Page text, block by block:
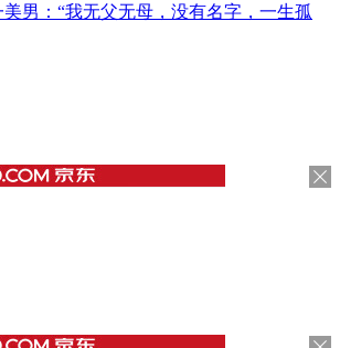
男：“我无父无母，没有名字，一生孤